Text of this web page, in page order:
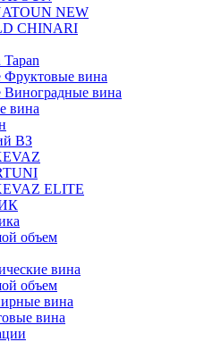
NEW
CHINARI
Фруктовые вина
Виноградные вина
вина
ВЗ
ELITE
объем
вина
объем
вина
вина